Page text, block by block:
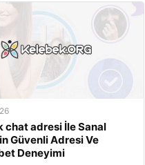
chat adresi İle Sanal
Güvenli Adresi Ve
Deneyimi